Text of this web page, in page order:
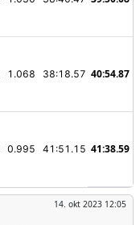
1.068 38:18.57 40:54.87
0.995 41:51.15 41:38.59
14. okt 2023 12:05